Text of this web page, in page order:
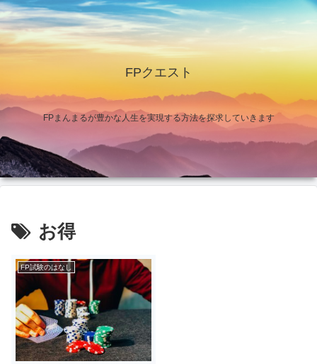
FPクエスト
FPまんまるが豊かな人生を実現する方法を探求していきます
お得
FP試験のはなし